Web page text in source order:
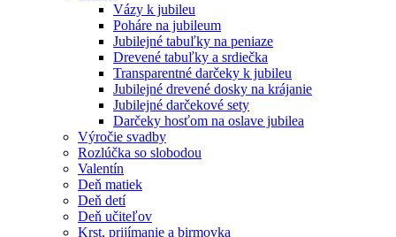
Vázy k jubileu
Poháre na jubileum
Jubilejné tabuľky na peniaze
Drevené tabuľky a srdiečka
Transparentné darčeky k jubileu
Jubilejné drevené dosky na krájanie
Jubilejné darčekové sety
Darčeky hosťom na oslave jubilea
Výročie svadby
Rozlúčka so slobodou
Valentín
Deň matiek
Deň detí
Deň učiteľov
Krst, prijímanie a birmovka